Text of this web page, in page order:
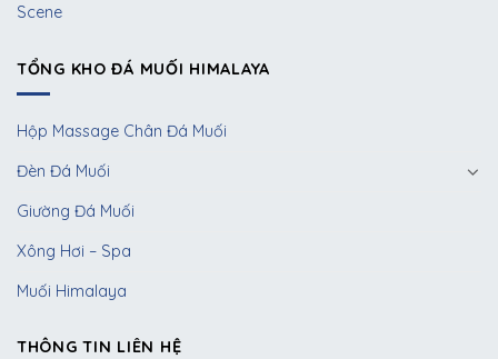
Scene
TỔNG KHO ĐÁ MUỐI HIMALAYA
Hộp Massage Chân Đá Muối
Đèn Đá Muối
Giường Đá Muối
Xông Hơi – Spa
Muối Himalaya
THÔNG TIN LIÊN HỆ